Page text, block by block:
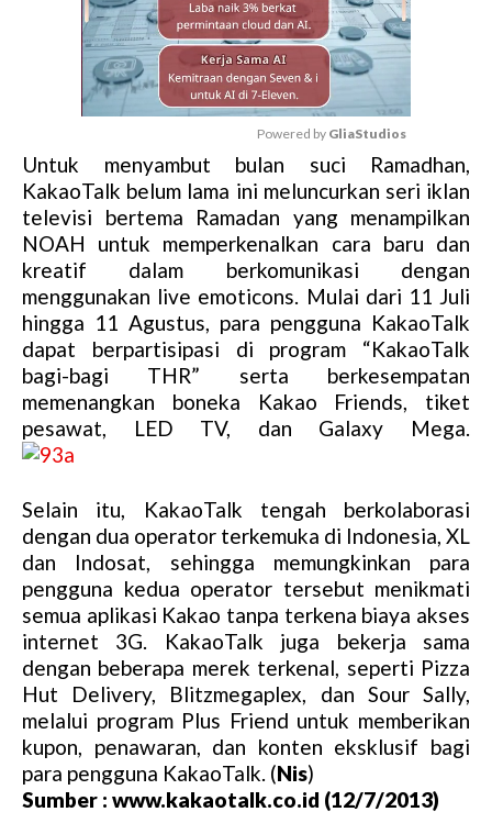
M
u
t
e
Powered by GliaStudios
Untuk menyambut bulan suci Ramadhan,
KakaoTalk belum lama ini meluncurkan seri iklan
televisi bertema Ramadan yang menampilkan
NOAH untuk memperkenalkan cara baru dan
kreatif dalam berkomunikasi dengan
menggunakan live emoticons. Mulai dari 11 Juli
hingga 11 Agustus, para pengguna KakaoTalk
dapat berpartisipasi di program “KakaoTalk
bagi-bagi THR” serta berkesempatan
memenangkan boneka Kakao Friends, tiket
pesawat, LED TV, dan Galaxy Mega.
Selain itu, KakaoTalk tengah berkolaborasi
dengan dua operator terkemuka di Indonesia, XL
dan Indosat, sehingga memungkinkan para
pengguna kedua operator tersebut menikmati
semua aplikasi Kakao tanpa terkena biaya akses
internet 3G. KakaoTalk juga bekerja sama
dengan beberapa merek terkenal, seperti Pizza
Hut Delivery, Blitzmegaplex, dan Sour Sally,
melalui program Plus Friend untuk memberikan
kupon, penawaran, dan konten eksklusif bagi
para pengguna KakaoTalk. (Nis)
Sumber : www.kakaotalk.co.id (12/7/2013)